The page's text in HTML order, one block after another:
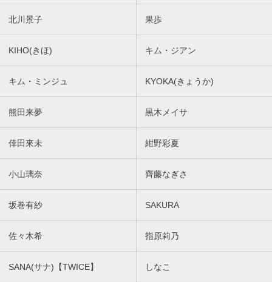
北川景子 果歩
KIHO(きほ) キム・ジアン
キム・ミンジュ KYOKA(きょうか)
熊田来夢 黒木メイサ
倖田來未 紺野彩夏
小山璃奈 齊藤なぎさ
坂巻有紗 SAKURA
佐々木希 指原莉乃
SANA(サナ)【TWICE】 しなこ